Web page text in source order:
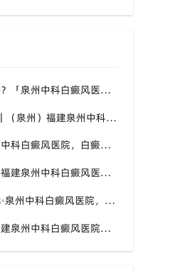
立秋吃什么对白斑友好？「泉州中科白癜风医院」福建白癜风患者饮食不要盲目忌口
“八月末，秋风初至”｜（泉州）福建泉州中科白癜风医院，聊聊白癜风换季防护关键点
【福建夏秋交替】泉州中科白癜风医院，白癜风患者，入秋之后洗澡习惯也要多注意
「换季白斑误区盘点」福建泉州中科白癜风医院，白斑消长多变，科学对待才是正道
“立秋后作息要调整”✨泉州中科白癜风医院，白癜风患者，不良作息会影响皮肤状态
（八月余热仍伤人）福建泉州中科白癜风医院，白癜风外出，依旧要做好硬防晒措施